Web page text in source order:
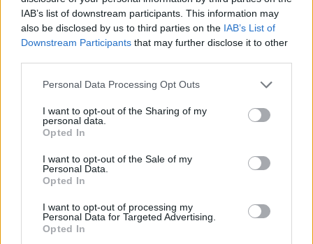
IAB’s list of downstream participants. This information may
also be disclosed by us to third parties on the IAB’s List of
Downstream Participants that may further disclose it to other
Personal Data Processing Opt Outs
I want to opt-out of the Sharing of my
personal data.
Opted In
I want to opt-out of the Sale of my
Personal Data.
Opted In
I want to opt-out of processing my
Personal Data for Targeted Advertising.
Opted In